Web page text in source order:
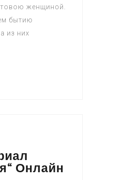
женщиной.
бытию
из них
Онлайн